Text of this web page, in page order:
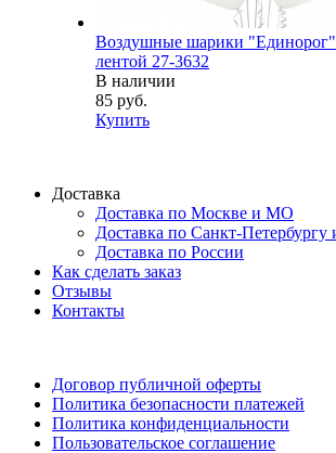
Воздушные шарики
лентой 27-3632
В наличии
85 руб.
Купить
Доставка
Доставка по Москве и МО
Доставка по Санкт-
Доставка по России
Как сделать заказ
Отзывы
Контакты
Договор публичной оферты
Политика безопасности платежей
Политика конфиденциальности
Пользовательское соглашение